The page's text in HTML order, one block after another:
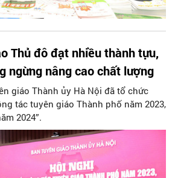
Thủ đô đạt nhiều thành tựu,
ngừng nâng cao chất lượng
giáo Thành ủy Hà Nội đã tổ chức
tác tuyên giáo Thành phố năm 2023,
2024”.